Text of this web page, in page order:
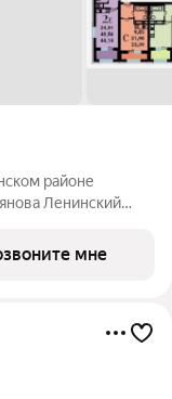
города. Рядом
мне